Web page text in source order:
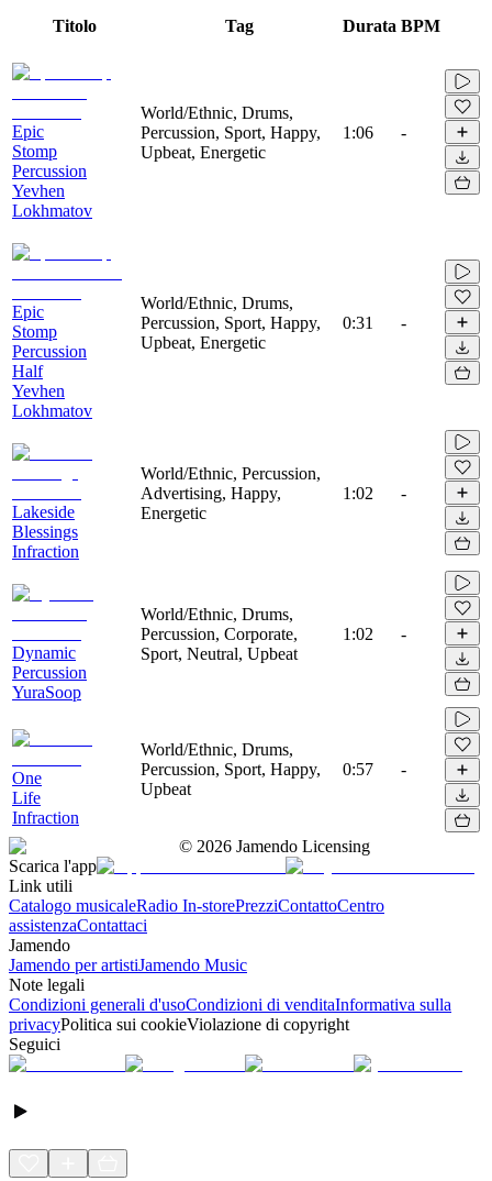
Titolo Tag Durata BPM
Epic
Stomp
Percussion
Yevhen
Lokhmatov
World/Ethnic, Drums,
Percussion, Sport, Happy,
Upbeat, Energetic
1:06 -
Epic
Stomp
Percussion
Half
Yevhen
Lokhmatov
World/Ethnic, Drums,
Percussion, Sport, Happy,
Upbeat, Energetic
0:31 -
Lakeside
Blessings
Infraction
World/Ethnic, Percussion,
Advertising, Happy,
Energetic
1:02 -
Dynamic
Percussion
YuraSoop
World/Ethnic, Drums,
Percussion, Corporate,
Sport, Neutral, Upbeat
1:02 -
One
Life
Infraction
World/Ethnic, Drums,
Percussion, Sport, Happy,
Upbeat
0:57 -
© 2026 Jamendo Licensing
Scarica l'app
Link utili
Catalogo musicaleRadio In-storePrezziContattoCentro
assistenzaContattaci
Jamendo
Jamendo per artistiJamendo Music
Note legali
Condizioni generali d'usoCondizioni di venditaInformativa sulla
privacyPolitica sui cookieViolazione di copyright
Seguici